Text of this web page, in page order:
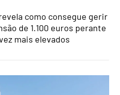
como consegue gerir
de 1.100 euros perante
mais elevados